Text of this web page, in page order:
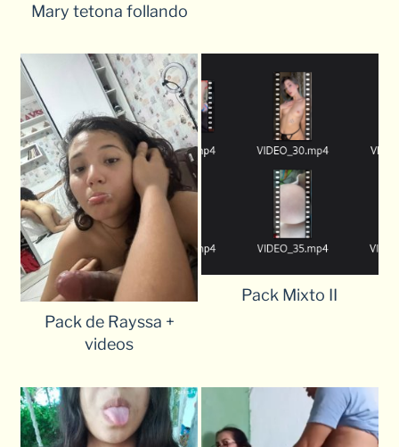
Mary tetona follando
Pack de Rayssa +
videos
Pack Mixto II